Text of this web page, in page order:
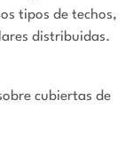
tipos de techos,
distribuidas.
cubiertas de